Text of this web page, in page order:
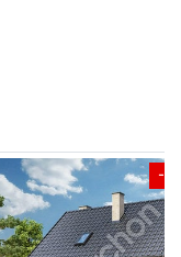
-